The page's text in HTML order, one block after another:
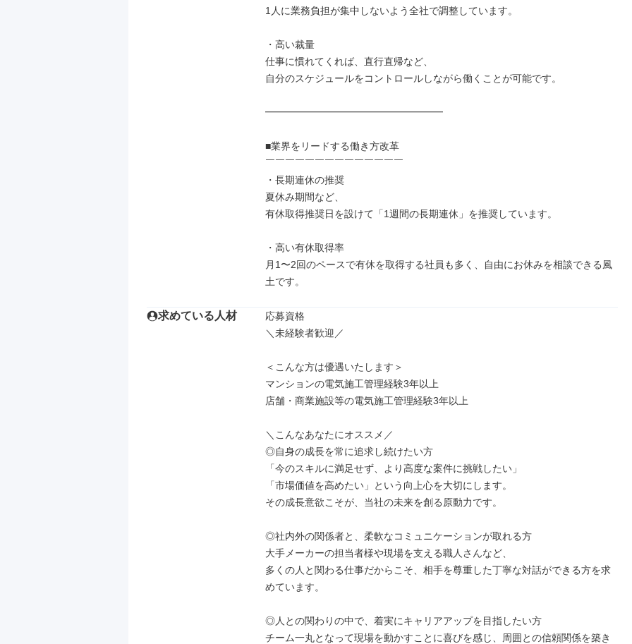
1人に業務負担が集中しないよう全社で調整しています。
・高い裁量
仕事に慣れてくれば、直行直帰など、
自分のスケジュールをコントロールしながら働くことが可能です。
━━━━━━━━━━━━━━━━━━
■業界をリードする働き方改革
￣￣￣￣￣￣￣￣￣￣￣￣￣￣
・長期連休の推奨
夏休み期間など、
有休取得推奨日を設けて「1週間の長期連休」を推奨しています。
・高い有休取得率
月1〜2回のペースで有休を取得する社員も多く、自由にお休みを相談できる風
土です。
求めている人材
応募資格
＼未経験者歓迎／
＜こんな方は優遇いたします＞
マンションの電気施工管理経験3年以上
店舗・商業施設等の電気施工管理経験3年以上
＼こんなあなたにオススメ／
◎自身の成長を常に追求し続けたい方
「今のスキルに満足せず、より高度な案件に挑戦したい」
「市場価値を高めたい」という向上心を大切にします。
その成長意欲こそが、当社の未来を創る原動力です。
◎社内外の関係者と、柔軟なコミュニケーションが取れる方
大手メーカーの担当者様や現場を支える職人さんなど、
多くの人と関わる仕事だからこそ、相手を尊重した丁寧な対話ができる方を求
めています。
◎人との関わりの中で、着実にキャリアアップを目指したい方
チーム一丸となって現場を動かすことに喜びを感じ、周囲との信頼関係を築き